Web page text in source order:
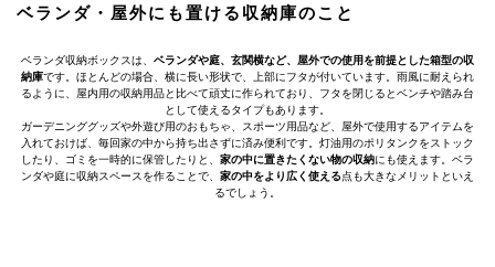
ベランダ・屋外にも置ける収納庫のこと
ベランダ収納ボックスは、 ベランダや庭、玄関横など、屋外での使用を前提とした箱型の収
納庫です。ほとんどの場合、横に長い形状で、上部にフタが付いています。雨風に耐えられ
るように、屋内用の収納用品と比べて頑丈に作られており、フタを閉じるとベンチや踏み台
として使えるタイプもあります。
ガーデニンググッズや外遊び用のおもちゃ、スポーツ用品など、屋外で使用するアイテムを
入れておけば、毎回家の中から持ち出さずに済み便利です。灯油用のポリタンクをストック
したり、ゴミを一時的に保管したりと、 家の中に置きたくない物の収納にも使えます。ベラ
ンダや庭に収納スペースを作ることで、 家の中をより広く使える点も大きなメリットといえ
るでしょう。